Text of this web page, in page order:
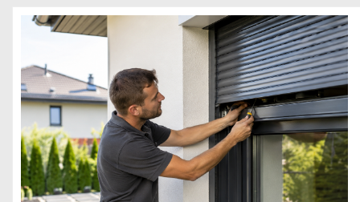
Stereo w
wydaniu All-in-
One: Minimalizm
bez
kompromisów w
jakości dźwięku
Firmy budowlane
Łódź – specyfika
pracy w regionie
i unikalne
jednym